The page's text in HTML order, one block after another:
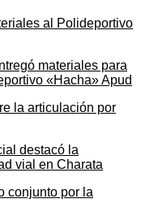
materiales para
«Hacha» Apud
destacó la
vial en Charata